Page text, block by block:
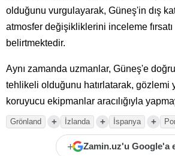
olduğunu vurgulayarak, Güneş'in dış
atmosfer değişikliklerini inceleme fırsatı
belirtmektedir.
Aynı zamanda uzmanlar, Güneş'e
tehlikeli olduğunu hatırlatarak, gözlemi
koruyucu ekipmanlar aracılığıyla
Grönland + İzlanda + İspanya +
+ Zamin.uz'u Google'a